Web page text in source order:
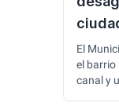
El
el barrio
canal y